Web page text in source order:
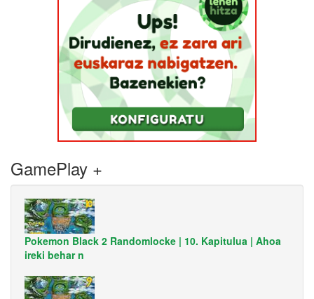
GamePlay +
Pokemon Black 2 Randomlocke | 10. Kapitulua | Ahoa
ireki behar n